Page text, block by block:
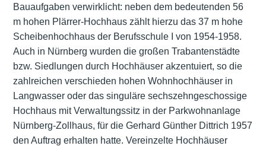
Bauaufgaben verwirklicht: neben dem bedeutenden 56
m hohen Plärrer-Hochhaus zählt hierzu das 37 m hohe
Scheibenhochhaus der Berufsschule I von 1954-1958.
Auch in Nürnberg wurden die großen Trabantenstädte
bzw. Siedlungen durch Hochhäuser akzentuiert, so die
zahlreichen verschieden hohen Wohnhochhäuser in
Langwasser oder das singuläre sechszehngeschossige
Hochhaus mit Verwaltungssitz in der Parkwohnanlage
Nürnberg-Zollhaus, für die Gerhard Günther Dittrich 1957
den Auftrag erhalten hatte. Vereinzelte Hochhäuser